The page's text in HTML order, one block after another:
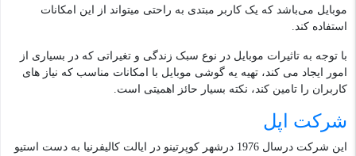
موبایل می‌باشد که یک کاربر مبتدی به راحتی میتواند از این امکانات
استفاده کند.
با توجه به تاثیرات موبایل در نوع سبک زندگی و تغیراتی که در بسیاری از
امور ایجاد می کند، تهیه یه گوشی موبایل با امکانات مناسب که نیاز های
کاربران را تامین کند، نکته بسیار حائز اهمیتی است.
شرکت اپل
این شرکت درسال 1976 درشهر کوپرتینو در ایالت کالیفرنیا به دست استیو